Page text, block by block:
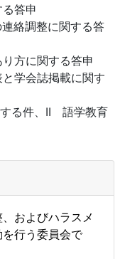
答申
絡調整に関する答
方に関する答申
学会誌掲載に関す
る件、II 語学教育
およびハラスメ
行う委員会で